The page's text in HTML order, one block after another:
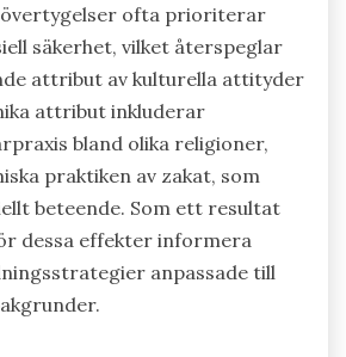
ofta prioriterar
säkerhet, vilket återspeglar
attribut av kulturella attityder
attribut inkluderar
bland olika religioner,
praktiken av zakat, som
beteende. Som ett resultat
dessa effekter informera
anpassade till